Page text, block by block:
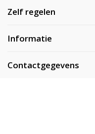
Zelf regelen
Informatie
Contactgegevens